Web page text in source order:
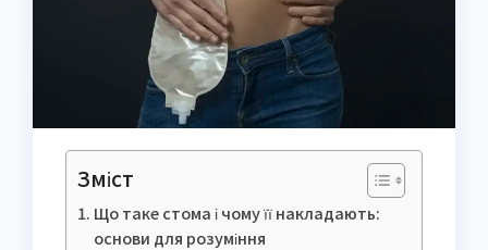
Зміст
Що таке стома і чому її накладають:
основи для розуміння